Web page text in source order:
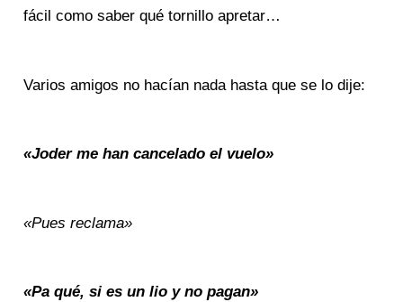
fácil como saber qué tornillo apretar…
Varios amigos no hacían nada hasta que se lo dije:
«Joder me han cancelado el vuelo»
«Pues reclama»
«Pa qué, si es un lio y no pagan»